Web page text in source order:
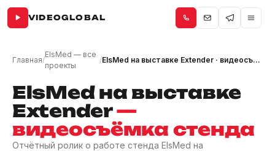
VIDEOGLOBAL
Главная/
ElsMed — все
проекты
/ ElsMed на выставке Extender · видеосъёмка стенда
ElsMed на выставке
Extender—
видеосъёмка стенда
Отчётный ролик о работе стенда ElsMed на